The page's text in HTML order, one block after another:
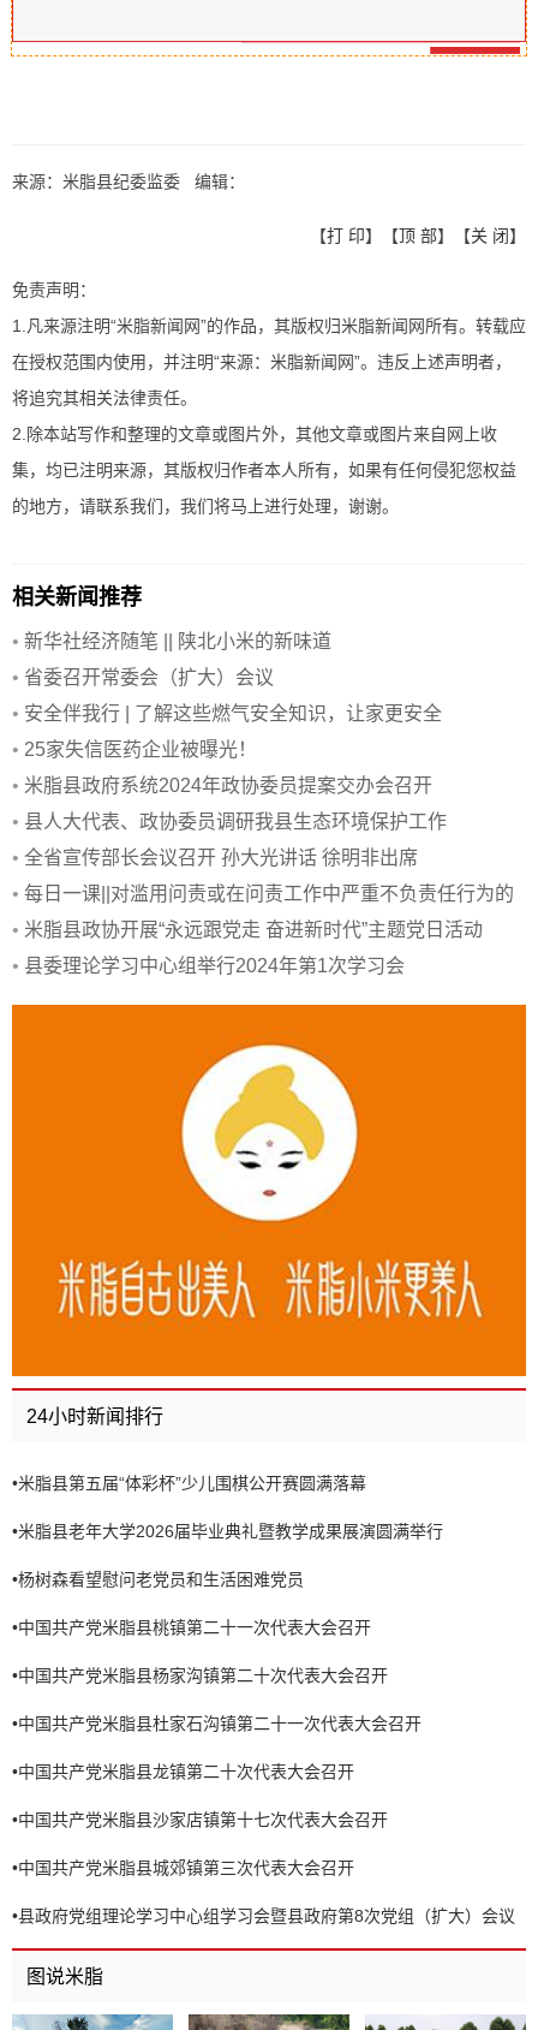
来源：米脂县纪委监委 编辑：
【打 印】【顶 部】【关 闭】
免责声明：
1.凡来源注明“米脂新闻网”的作品，其版权归米脂新闻网所有。转载应
在授权范围内使用，并注明“来源：米脂新闻网”。违反上述声明者，
将追究其相关法律责任。
2.除本站写作和整理的文章或图片外，其他文章或图片来自网上收
集，均已注明来源，其版权归作者本人所有，如果有任何侵犯您权益
的地方，请联系我们，我们将马上进行处理，谢谢。
相关新闻推荐
• 新华社经济随笔 || 陕北小米的新味道
• 省委召开常委会（扩大）会议
• 安全伴我行 | 了解这些燃气安全知识，让家更安全
• 25家失信医药企业被曝光！
• 米脂县政府系统2024年政协委员提案交办会召开
• 县人大代表、政协委员调研我县生态环境保护工作
• 全省宣传部长会议召开 孙大光讲话 徐明非出席
• 每日一课||对滥用问责或在问责工作中严重不负责任行为的
处分规定
• 米脂县政协开展“永远跟党走 奋进新时代”主题党日活动
• 县委理论学习中心组举行2024年第1次学习会
24小时新闻排行
•米脂县第五届“体彩杯”少儿围棋公开赛圆满落幕
•米脂县老年大学2026届毕业典礼暨教学成果展演圆满举行
•杨树森看望慰问老党员和生活困难党员
•中国共产党米脂县桃镇第二十一次代表大会召开
•中国共产党米脂县杨家沟镇第二十次代表大会召开
•中国共产党米脂县杜家石沟镇第二十一次代表大会召开
•中国共产党米脂县龙镇第二十次代表大会召开
•中国共产党米脂县沙家店镇第十七次代表大会召开
•中国共产党米脂县城郊镇第三次代表大会召开
•县政府党组理论学习中心组学习会暨县政府第8次党组（扩大）会议
召开
图说米脂